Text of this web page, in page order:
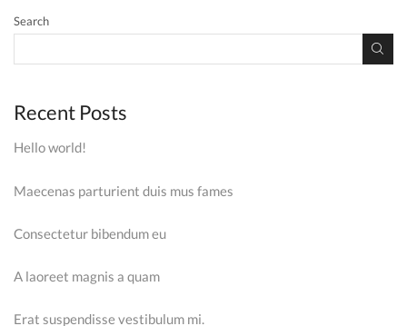
Search
Recent Posts
Hello world!
Maecenas parturient duis mus fames
Consectetur bibendum eu
A laoreet magnis a quam
Erat suspendisse vestibulum mi.